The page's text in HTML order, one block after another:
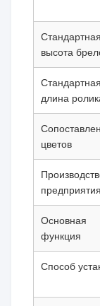
Стандартная
высота
Стандартная
длина
цветов
предприятия
Основная
функция
Способ